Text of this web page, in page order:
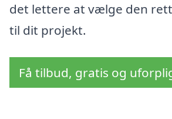
det lettere at vælge den
til dit projekt.
Få tilbud, gratis og